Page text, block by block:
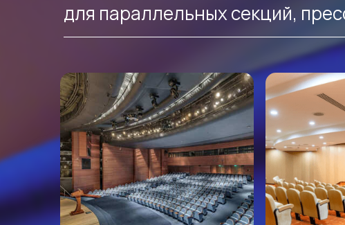
для параллельных секций,